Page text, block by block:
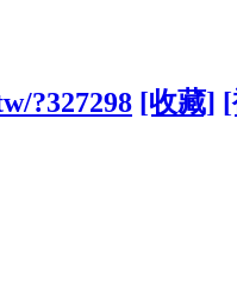
?327298 [收藏]